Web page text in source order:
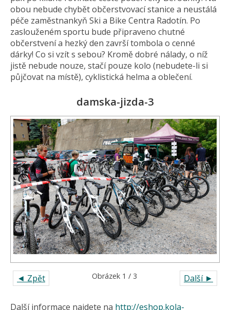
obou nebude chybět občerstvovací stanice a neustálá
péče zaměstnankyň Ski a Bike Centra Radotín. Po
zaslouženém sportu bude připraveno chutné
občerstvení a hezký den završí tombola o cenné
dárky! Co si vzít s sebou? Kromě dobré nálady, o níž
jistě nebude nouze, stačí pouze kolo (nebudete-li si
půjčovat na místě), cyklistická helma a oblečení.
damska-jizda-3
◄ Zpět Další ►
Obrázek 1 / 3
Další informace najdete na http://eshop.kola-